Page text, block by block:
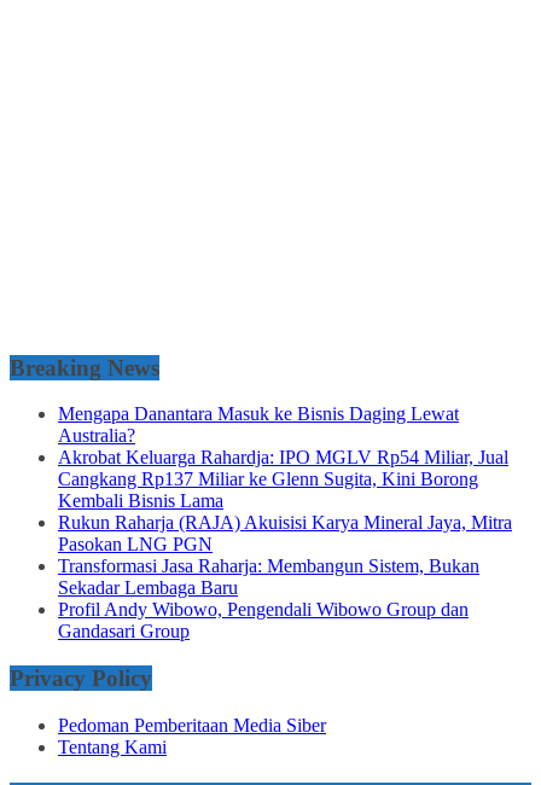
Breaking News
Mengapa Danantara Masuk ke Bisnis Daging Lewat
Australia?
Akrobat Keluarga Rahardja: IPO MGLV Rp54 Miliar, Jual
Cangkang Rp137 Miliar ke Glenn Sugita, Kini Borong
Kembali Bisnis Lama
Rukun Raharja (RAJA) Akuisisi Karya Mineral Jaya, Mitra
Pasokan LNG PGN
Transformasi Jasa Raharja: Membangun Sistem, Bukan
Sekadar Lembaga Baru
Profil Andy Wibowo, Pengendali Wibowo Group dan
Gandasari Group
Privacy Policy
Pedoman Pemberitaan Media Siber
Tentang Kami